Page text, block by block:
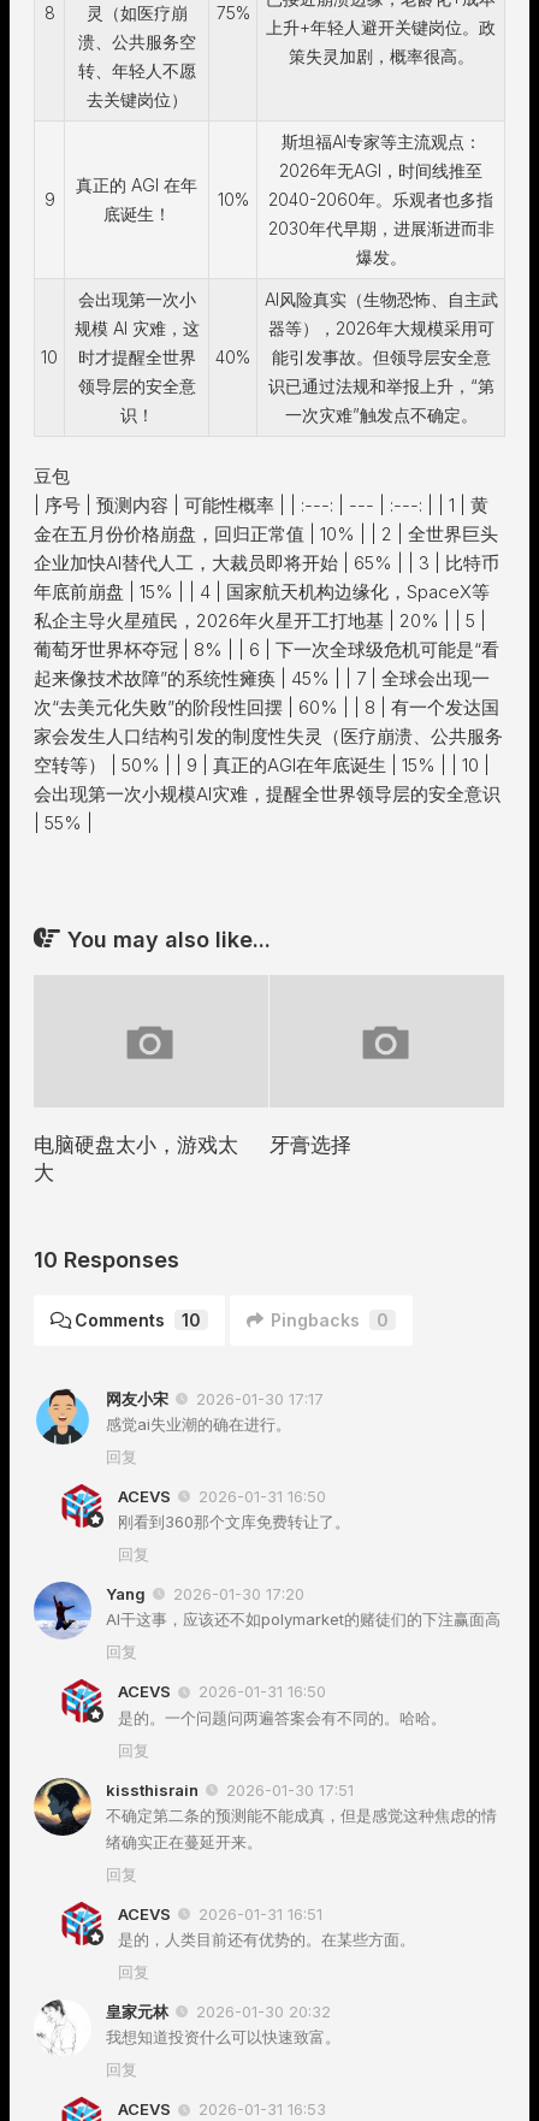
8
灵（如医疗崩
溃、公共服务空
转、年轻人不愿
去关键岗位）
75%
上升+年轻人避开关键岗位。政
策失灵加剧，概率很高。
9
真正的 AGI 在年
底诞生！
10%
斯坦福AI专家等主流观点：
2026年无AGI，时间线推至
2040-2060年。乐观者也多指
2030年代早期，进展渐进而非
爆发。
10
会出现第一次小
规模 AI 灾难，这
时才提醒全世界
领导层的安全意
识！
40%
AI风险真实（生物恐怖、自主武
器等），2026年大规模采用可
能引发事故。但领导层安全意
识已通过法规和举报上升，“第
一次灾难”触发点不确定。
豆包
| 序号 | 预测内容 | 可能性概率 | | :---: | --- | :---: | | 1 | 黄
金在五月份价格崩盘，回归正常值 | 10% | | 2 | 全世界巨头
企业加快AI替代人工，大裁员即将开始 | 65% | | 3 | 比特币
年底前崩盘 | 15% | | 4 | 国家航天机构边缘化，SpaceX等
私企主导火星殖民，2026年火星开工打地基 | 20% | | 5 |
葡萄牙世界杯夺冠 | 8% | | 6 | 下一次全球级危机可能是“看
起来像技术故障”的系统性瘫痪 | 45% | | 7 | 全球会出现一
次“去美元化失败”的阶段性回摆 | 60% | | 8 | 有一个发达国
家会发生人口结构引发的制度性失灵（医疗崩溃、公共服务
空转等） | 50% | | 9 | 真正的AGI在年底诞生 | 15% | | 10 |
会出现第一次小规模AI灾难，提醒全世界领导层的安全意识
| 55% |
You may also like...
电脑硬盘太小，游戏太
大
牙膏选择
10 Responses
Comments 10 Pingbacks 0
网友小宋
2026-01-30 17:17
感觉ai失业潮的确在进行。
回复
ACEVS
2026-01-31 16:50
刚看到360那个文库免费转让了。
回复
Yang
2026-01-30 17:20
AI干这事，应该还不如polymarket的赌徒们的下注赢面高
回复
ACEVS
2026-01-31 16:50
是的。一个问题问两遍答案会有不同的。哈哈。
回复
kissthisrain
2026-01-30 17:51
不确定第二条的预测能不能成真，但是感觉这种焦虑的情
绪确实正在蔓延开来。
回复
ACEVS
2026-01-31 16:51
是的，人类目前还有优势的。在某些方面。
回复
皇家元林
2026-01-30 20:32
我想知道投资什么可以快速致富。
回复
ACEVS
2026-01-31 16:53